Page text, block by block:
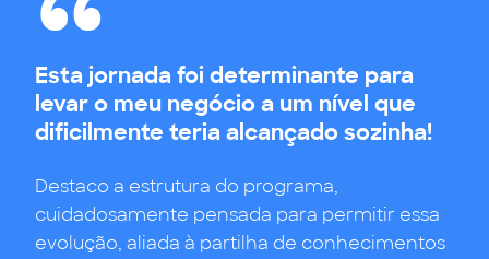
Esta jornada foi determinante para
levar o meu negócio a um nível que
dificilmente teria alcançado sozinha!
Destaco a estrutura do programa,
cuidadosamente pensada para permitir essa
evolução, aliada à partilha de conhecimentos